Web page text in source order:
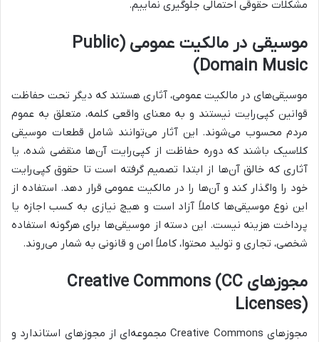
مشکلات حقوقی احتمالی جلوگیری نماییم.
موسیقی در مالکیت عمومی (Public
Domain Music)
موسیقی‌های در مالکیت عمومی، آثاری هستند که دیگر تحت حفاظت
قوانین کپی‌رایت نیستند و به معنای واقعی کلمه، متعلق به عموم
مردم محسوب می‌شوند. این آثار می‌توانند شامل قطعات موسیقی
کلاسیک باشند که دوره حفاظت از کپی‌رایت آن‌ها منقضی شده، یا
آثاری که خالق آن‌ها از ابتدا تصمیم گرفته است تا حقوق کپی‌رایت
خود را واگذار کند و آن‌ها را در مالکیت عمومی قرار دهد. استفاده از
این نوع موسیقی‌ها کاملاً آزاد است و هیچ نیازی به کسب اجازه یا
پرداخت هزینه نیست. این دسته از موسیقی‌ها برای هرگونه استفاده
شخصی، تجاری و تولید محتوا، کاملاً امن و قانونی به شمار می‌روند.
مجوزهای Creative Commons (CC
Licenses)
مجوزهای Creative Commons مجموعه‌ای از مجوزهای استاندارد و